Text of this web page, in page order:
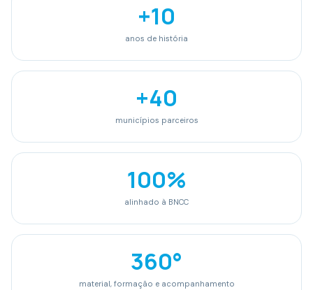
+10
anos de história
+40
municípios parceiros
100%
alinhado à BNCC
360°
material, formação e acompanhamento